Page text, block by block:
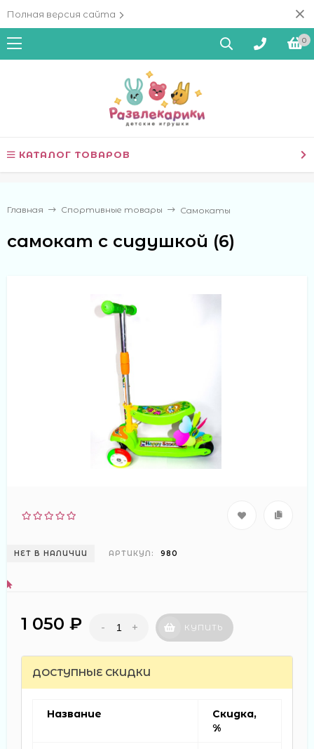
Полная версия сайта
0
КАТАЛОГ ТОВАРОВ
Главная Спортивные товары Самокаты
самокат с сидушкой (6)
НЕТ В НАЛИЧИИ АРТИКУЛ: 980
1 050 ₽ - + КУПИТЬ
ДОСТУПНЫЕ СКИДКИ
Название
Скидка,
%